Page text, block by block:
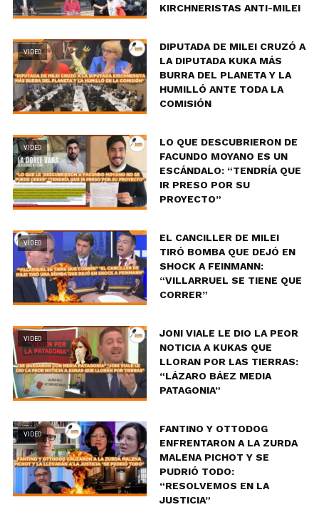
KIRCHNERISTAS ANTI-MILEI
VIDEO
DIPUTADA DE MILEI CRUZÓ A
LA DIPUTADA KUKA MÁS
BURRA DEL PLANETA Y LA
HUMILLÓ ANTE TODA LA
COMISIÓN
VIDEO
LO QUE DESCUBRIERON DE
FACUNDO MOYANO ES UN
ESCÁNDALO: “TENDRÍA QUE
IR PRESO POR SU
PROYECTO”
VIDEO
EL CANCILLER DE MILEI
TIRÓ BOMBA QUE DEJÓ EN
SHOCK A FEINMANN:
“VILLARRUEL SE TIENE QUE
CORRER”
VIDEO
JONI VIALE LE DIO LA PEOR
NOTICIA A KUKAS QUE
LLORAN POR LAS TIERRAS:
“LÁZARO BÁEZ MEDIA
PATAGONIA”
VIDEO
FANTINO Y OTTODOG
ENFRENTARON A LA ZURDA
MALENA PICHOT Y SE
PUDRIÓ TODO:
“RESOLVEMOS EN LA
JUSTICIA”